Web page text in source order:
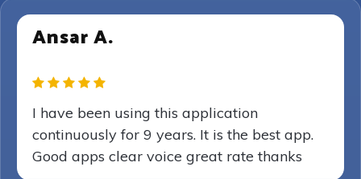
Ansar A.
I have been using this application
continuously for 9 years. It is the best app.
Good apps clear voice great rate thanks